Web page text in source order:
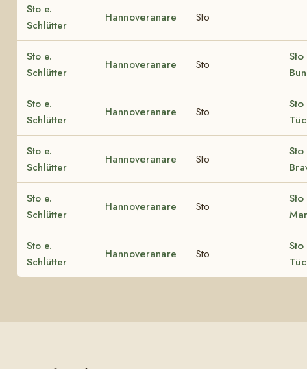
Sto e.
Schlütter
Hannoveranare Sto
Sto e.
Schlütter
Hannoveranare Sto
Sto
Sto e.
Schlütter
Hannoveranare Sto
Sto
Sto e.
Schlütter
Hannoveranare Sto
Sto
Sto e.
Schlütter
Hannoveranare Sto
Sto
Sto e.
Schlütter
Hannoveranare Sto
Sto